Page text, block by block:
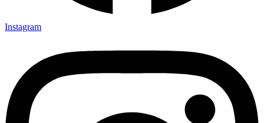
Instagram